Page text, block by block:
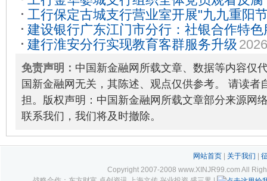
线2026-01-20
工行保定古城支行营业室开展"九九重阳
节主题活动
2024-10-14
建设银行广东江门市分行：社银合作特
务圈2025-09-30
建行淮安分行实现教育客群服务升级
免责声明： 中国新金融网所载文章、数据等内容仅
国新金融网无关，其陈述、观点仅供参考。 请读者
担。版权声明：中国新金融网所载文章部分来源网
联系我们，我们将及时撤除。
网站首页| 关于我们
Copyright 2007-2008 www.XINJR99.com All